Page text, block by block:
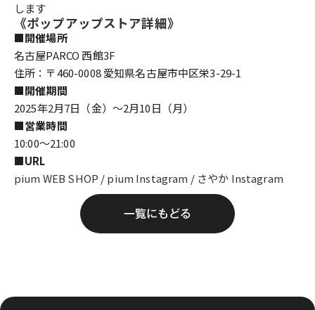
します
《ポップアップストア詳細》
■開催場所
名古屋PARCO 西館3F
住所：〒460-0008 愛知県名古屋市中区栄3-29-1
■開催期間
2025年2月7日（金）〜2月10日（月）
■営業時間
10:00～21:00
■URL
pium WEB SHOP /pium Instagram / さやか Instagram
一覧にもどる